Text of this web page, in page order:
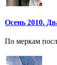
Осень 2010.
По меркам